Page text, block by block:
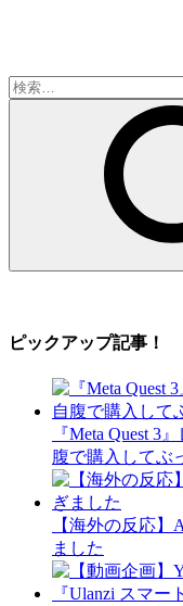
検
索:
ピックアップ記事！
『Meta Quest
腹で購入してぶ
【海外の反応
ました